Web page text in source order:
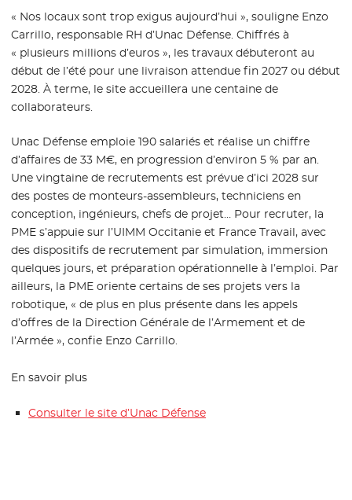
« Nos locaux sont trop exigus aujourd’hui », souligne Enzo
Carrillo, responsable RH d’Unac Défense. Chiffrés à
« plusieurs millions d’euros », les travaux débuteront au
début de l’été pour une livraison attendue fin 2027 ou début
2028. À terme, le site accueillera une centaine de
collaborateurs.
Unac Défense emploie 190 salariés et réalise un chiffre
d’affaires de 33 M€, en progression d’environ 5 % par an.
Une vingtaine de recrutements est prévue d’ici 2028 sur
des postes de monteurs-assembleurs, techniciens en
conception, ingénieurs, chefs de projet… Pour recruter, la
PME s’appuie sur l’UIMM Occitanie et France Travail, avec
des dispositifs de recrutement par simulation, immersion
quelques jours, et préparation opérationnelle à l’emploi. Par
ailleurs, la PME oriente certains de ses projets vers la
robotique, « de plus en plus présente dans les appels
d’offres de la Direction Générale de l’Armement et de
l’Armée », confie Enzo Carrillo.
En savoir plus
Consulter le site d’Unac Défense- Nouvelle fenêtre